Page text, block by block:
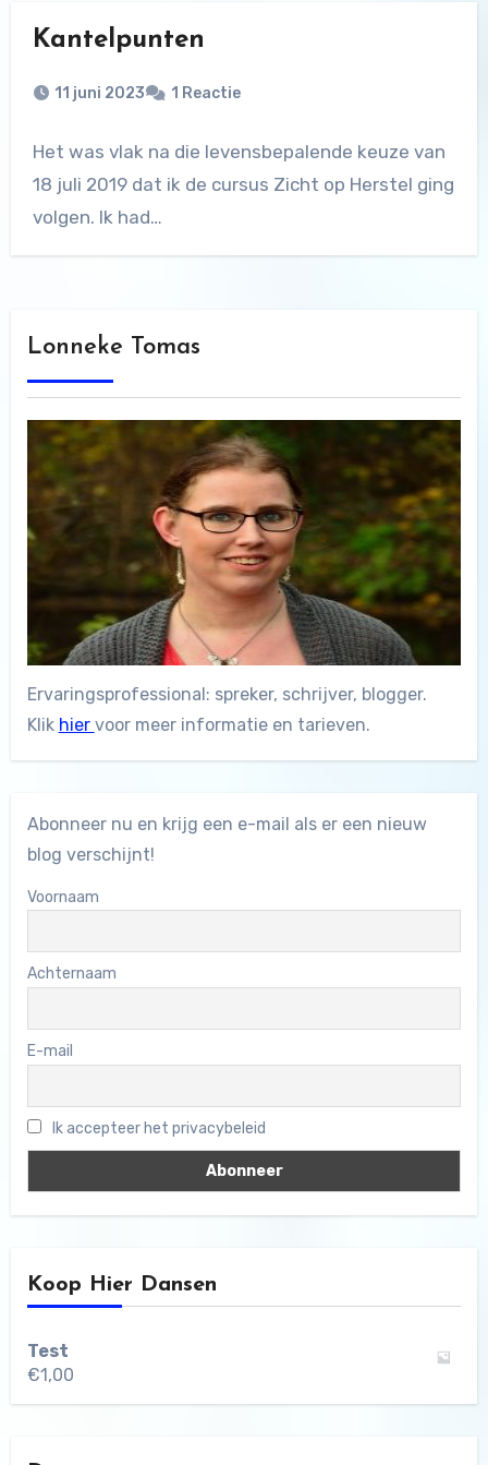
Kantelpunten
11 juni 2023 1 Reactie
Het was vlak na die levensbepalende keuze van
18 juli 2019 dat ik de cursus Zicht op Herstel ging
volgen. Ik had…
Lonneke Tomas
Ervaringsprofessional: spreker, schrijver, blogger.
Klik hier voor meer informatie en tarieven.
Abonneer nu en krijg een e-mail als er een nieuw
blog verschijnt!
Voornaam
Achternaam
E-mail
Ik accepteer het privacybeleid
Koop Hier Dansen
Test
€1,00